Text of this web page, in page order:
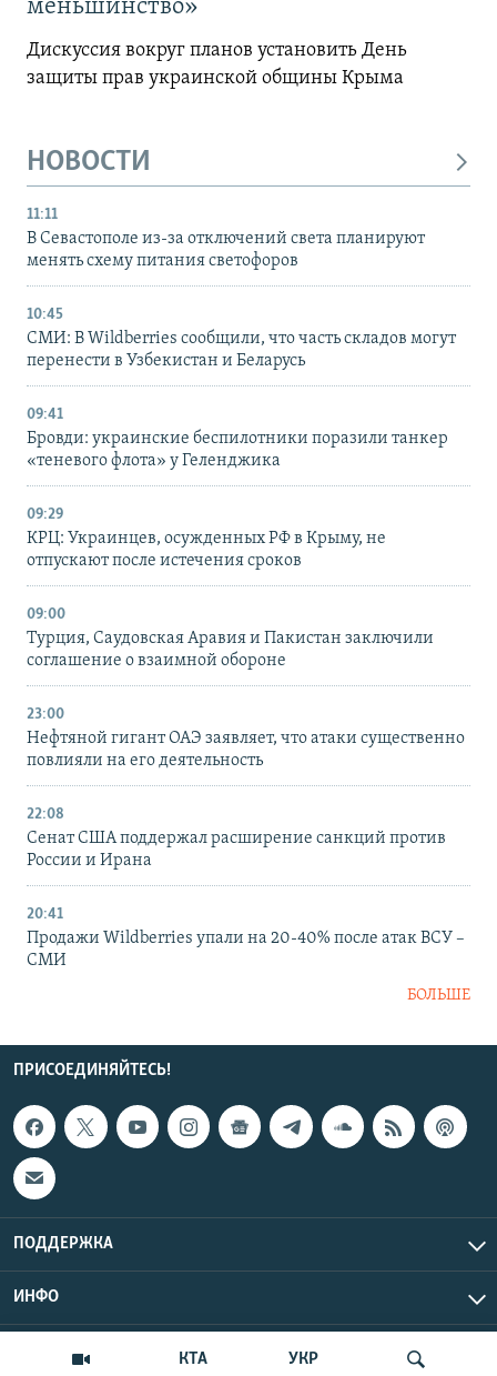
КТА УКР
меньшинство»
Дискуссия вокруг планов установить День
защиты прав украинской общины Крыма
НОВОСТИ
11:11
В Севастополе из-за отключений света планируют
менять схему питания светофоров
10:45
СМИ: В Wildberries сообщили, что часть складов могут
перенести в Узбекистан и Беларусь
09:41
Бровди: украинские беспилотники поразили танкер
«теневого флота» у Геленджика
09:29
КРЦ: Украинцев, осужденных РФ в Крыму, не
отпускают после истечения сроков
09:00
Турция, Саудовская Аравия и Пакистан заключили
соглашение о взаимной обороне
23:00
Нефтяной гигант ОАЭ заявляет, что атаки существенно
повлияли на его деятельность
22:08
Сенат США поддержал расширение санкций против
России и Ирана
20:41
Продажи Wildberries упали на 20-40% после атак ВСУ –
СМИ
БОЛЬШЕ
ПРИСОЕДИНЯЙТЕСЬ!
ПОДДЕРЖКА
ИНФО
Copyright Крым.Реалии, 2026 | Все права защищены.
UTC+3